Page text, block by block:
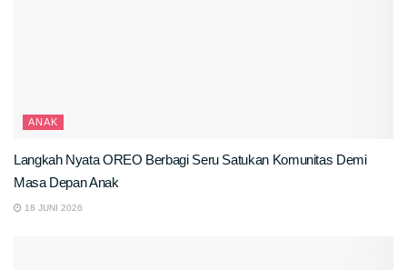
ANAK
Langkah Nyata OREO Berbagi Seru Satukan Komunitas Demi
Masa Depan Anak
18 JUNI 2026